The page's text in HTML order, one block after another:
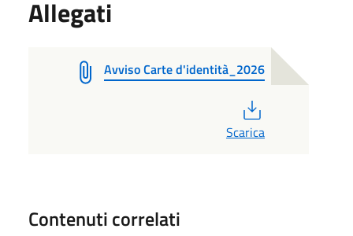
Allegati
Avviso Carte d'identità_2026
Scarica
Contenuti correlati